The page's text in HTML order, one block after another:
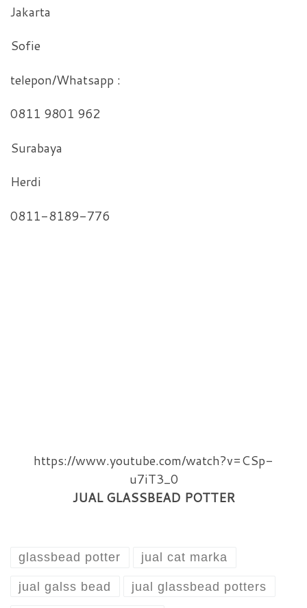
Jakarta
Sofie
telepon/Whatsapp :
0811 9801 962
Surabaya
Herdi
0811-8189-776
https://www.youtube.com/watch?v=CSp-
u7iT3_0
JUAL GLASSBEAD POTTER
glassbead potter jual cat marka
jual galss bead jual glassbead potters